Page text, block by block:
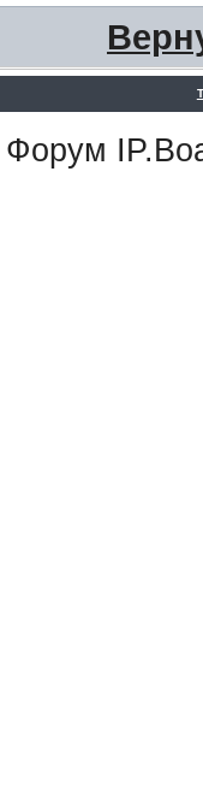
Форум